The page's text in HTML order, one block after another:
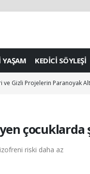
YAŞAM KEDİCİ SÖYLEŞİ
ve Gizli Projelerin Paranoyak